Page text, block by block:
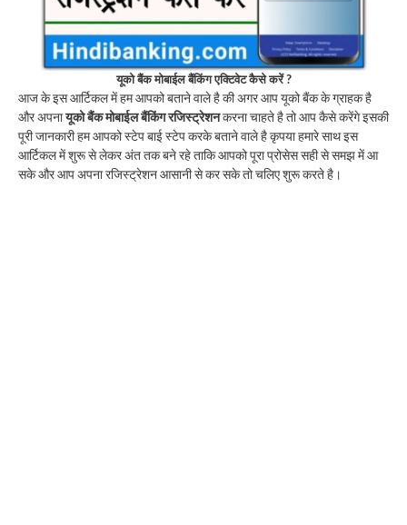
यूको बैंक मोबाईल बैंकिंग एक्टिवेट कैसे करें ?
आज के इस आर्टिकल में हम आपको बताने वाले है की अगर आप यूको बैंक के ग्राहक है
और अपनायूको बैंक मोबाईल बैंकिंग रजिस्ट्रेशनकरना चाहते है तो आप कैसे करेंगे इसकी
पूरी जानकारी हम आपको स्टेप बाई स्टेप करके बताने वाले है कृपया हमारे साथ इस
आर्टिकल में शुरू से लेकर अंत तक बने रहे ताकि आपको पूरा प्रोसेस सही से समझ में आ
सके और आप अपना रजिस्ट्रेशन आसानी से कर सके तो चलिए शुरू करते है।